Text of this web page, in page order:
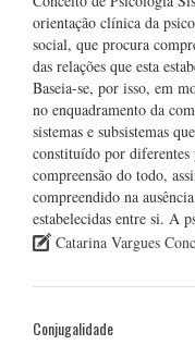
orientação clínica da
social, que procura
das relações que esta
Baseia-se, por isso, em
no enquadramento da
sistemas e subsistemas
constituído por diferentes
compreensão do todo,
compreendido na
estabelecidas entre si. A
Catarina Vargues
Conjugalidade